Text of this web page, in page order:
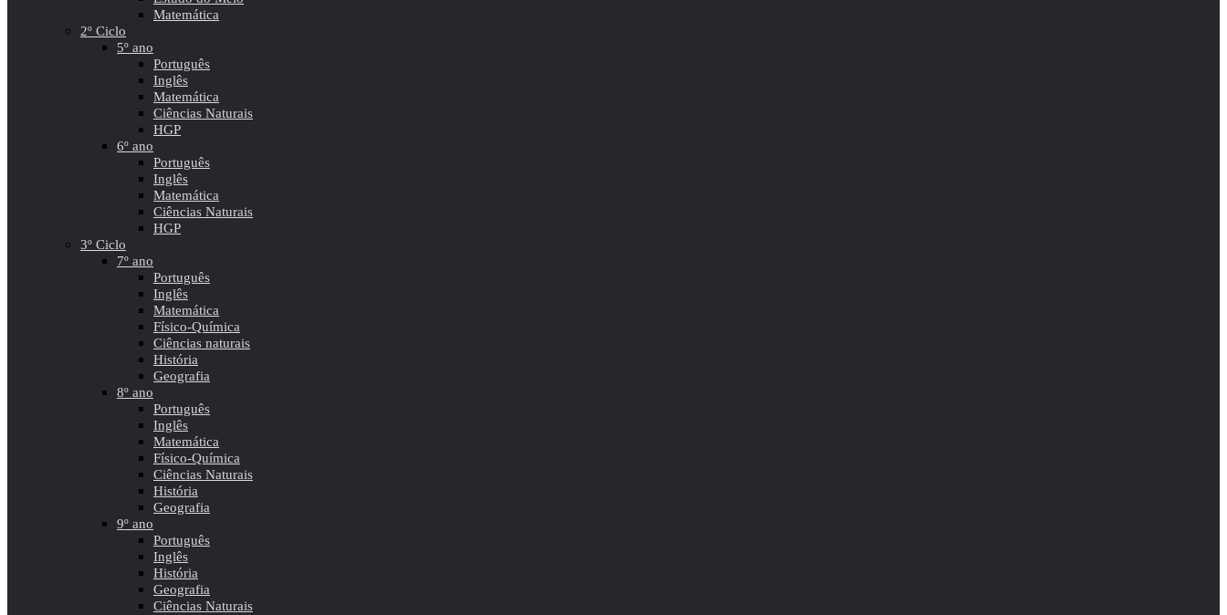
Matemática
2º Ciclo
5º ano
Português
Inglês
Matemática
Ciências Naturais
HGP
6º ano
Português
Inglês
Matemática
Ciências Naturais
HGP
3º Ciclo
7º ano
Português
Inglês
Matemática
Físico-Química
Ciências naturais
História
Geografia
8º ano
Português
Inglês
Matemática
Físico-Química
Ciências Naturais
História
Geografia
9º ano
Português
Inglês
História
Geografia
Ciências Naturais